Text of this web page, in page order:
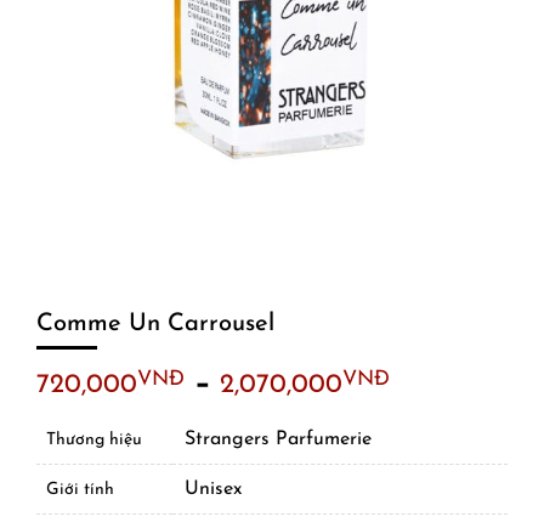
Comme Un Carrousel
720,000VNĐ – 2,070,000VNĐ
Thương hiệu Strangers Parfumerie
Giới tính Unisex